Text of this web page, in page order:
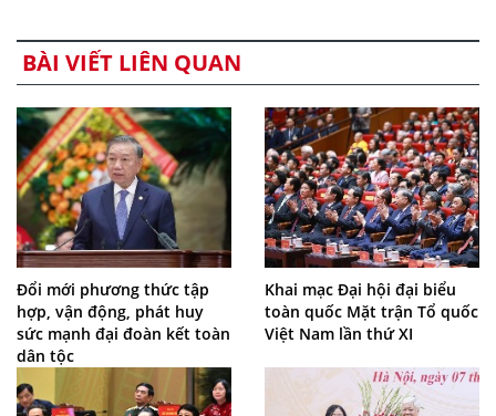
BÀI VIẾT LIÊN QUAN
Đổi mới phương thức tập
hợp, vận động, phát huy
sức mạnh đại đoàn kết toàn
dân tộc
Khai mạc Đại hội đại biểu
toàn quốc Mặt trận Tổ quốc
Việt Nam lần thứ XI